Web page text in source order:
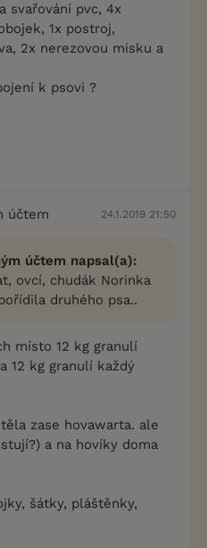
svařování pvc, 4x
1x postroj,
2x nerezovou misku a
k psovi ?
účtem 24.1.2019 21:50
účtem napsal(a):
ovcí, chudák Norinka
druhého psa..
místo 12 kg granulí
12 kg granulí každý
zase hovawarta. ale
a na hovíky doma
šátky, pláštěnky,